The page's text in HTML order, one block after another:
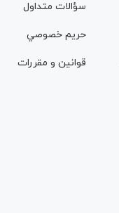
سؤالات متداول
حريم خصوصي
قوانين و مقررات